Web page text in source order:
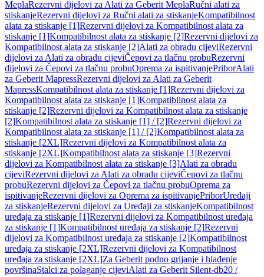
MeplaRezervni dijelovi za Alati za Geberit MeplaRučni alati za
stiskanjeRezervni dijelovi za Ručni alati za stiskanjeKompatibilnost
alata za stiskanje [1]Rezervni dijelovi za Kompatibilnost alata za
stiskanje [1]Kompatibilnost alata za stiskanje [2]Rezervni dijelovi za
Kompatibilnost alata za stiskanje [2]Alati za obradu cijeviRezervni
dijelovi za Alati za obradu cijeviČepovi za tlačnu probuRezervni
dijelovi za Čepovi za tlačnu probuOprema za ispitivanjePriborAlati
za Geberit MapressRezervni dijelovi za Alati za Geberit
MapressKompatibilnost alata za stiskanje [1]Rezervni dijelovi za
Kompatibilnost alata za stiskanje [1]Kompatibilnost alata za
stiskanje [2]Rezervni dijelovi za Kompatibilnost alata za stiskanje
[2]Kompatibilnost alata za stiskanje [1] / [2]Rezervni dijelovi za
Kompatibilnost alata za stiskanje [1] / [2]Kompatibilnost alata za
stiskanje [2XL]Rezervni dijelovi za Kompatibilnost alata za
stiskanje [2XL]Kompatibilnost alata za stiskanje [3]Rezervni
dijelovi za Kompatibilnost alata za stiskanje [3]Alati za obradu
cijeviRezervni dijelovi za Alati za obradu cijeviČepovi za tlačnu
probuRezervni dijelovi za Čepovi za tlačnu probuOprema za
ispitivanjeRezervni dijelovi za Oprema za ispitivanjePriborUređaji
za stiskanjeRezervni dijelovi za Uređaji za stiskanjeKompatibilnost
uređaja za stiskanje [1]Rezervni dijelovi za Kompatibilnost uređaja
za stiskanje [1]Kompatibilnost uređaja za stiskanje [2]Rezervni
dijelovi za Kompatibilnost uređaja za stiskanje [2]Kompatibilnost
uređaja za stiskanje [2XL]Rezervni dijelovi za Kompatibilnost
uređaja za stiskanje [2XL]Za Geberit podno grijanje i hlađenje
površinaStalci za polaganje cijeviAlati za Geberit Silent-db20 /